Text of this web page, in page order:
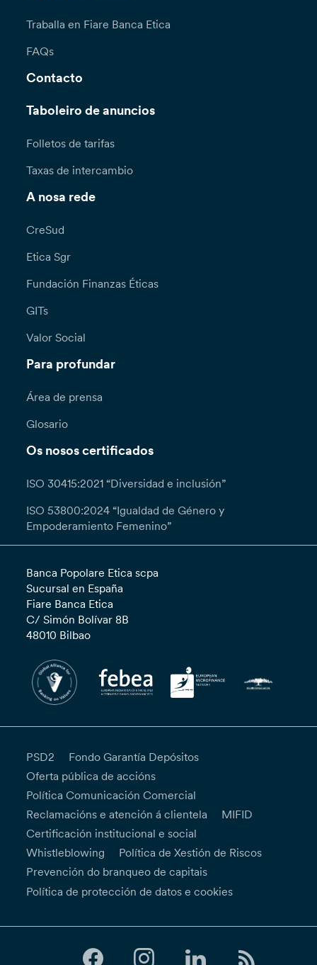
Traballa en Fiare Banca Etica
FAQs
Contacto
Taboleiro de anuncios
Folletos de tarifas
Taxas de intercambio
A nosa rede
CreSud
Etica Sgr
Fundación Finanzas Éticas
GITs
Valor Social
Para profundar
Área de prensa
Glosario
Os nosos certificados
ISO 30415:2021 “Diversidad e inclusión”
ISO 53800:2024 “Igualdad de Género y
Empoderamiento Femenino”
Banca Popolare Etica scpa
Sucursal en España
Fiare Banca Etica
C/ Simón Bolívar 8B
48010 Bilbao
PSD2
Fondo Garantía Depósitos
Oferta pública de accións
Política Comunicación Comercial
Reclamacións e atención á clientela
MIFID
Certificación institucional e social
Whistleblowing
Política de Xestión de Riscos
Prevención do branqueo de capitais
Política de protección de datos e cookies